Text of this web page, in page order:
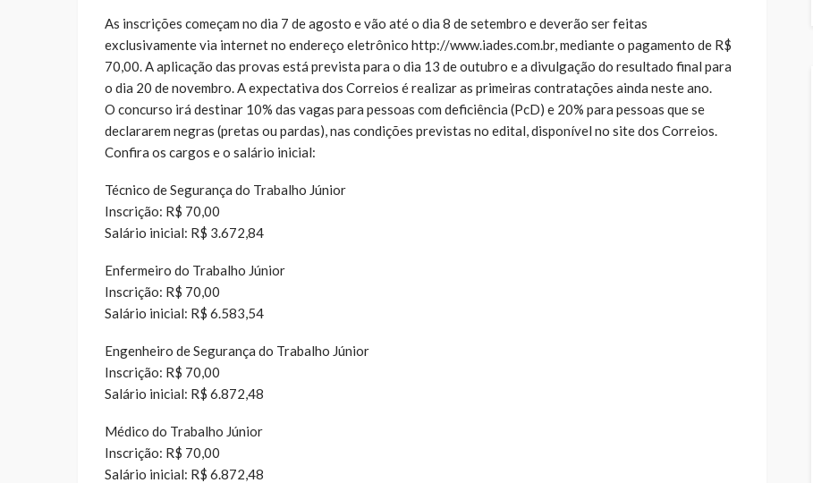
As inscrições começam no dia 7 de agosto e vão até o dia 8 de setembro e deverão ser feitas
exclusivamente via internet no endereço eletrônico http://www.iades.com.br, mediante o pagamento de R$
70,00. A aplicação das provas está prevista para o dia 13 de outubro e a divulgação do resultado final para
o dia 20 de novembro. A expectativa dos Correios é realizar as primeiras contratações ainda neste ano.
O concurso irá destinar 10% das vagas para pessoas com deficiência (PcD) e 20% para pessoas que se
declararem negras (pretas ou pardas), nas condições previstas no edital, disponível no site dos Correios.
Confira os cargos e o salário inicial:
Técnico de Segurança do Trabalho Júnior
Inscrição: R$ 70,00
Salário inicial: R$ 3.672,84
Enfermeiro do Trabalho Júnior
Inscrição: R$ 70,00
Salário inicial: R$ 6.583,54
Engenheiro de Segurança do Trabalho Júnior
Inscrição: R$ 70,00
Salário inicial: R$ 6.872,48
Médico do Trabalho Júnior
Inscrição: R$ 70,00
Salário inicial: R$ 6.872,48